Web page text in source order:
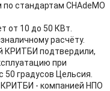
стандартам CHAdeMO
от 10 до 50 КВт.
расчёту.
КРИТБИ подтвердили,
при
градусов Цельсия.
КРИТБИ - компанией НПО